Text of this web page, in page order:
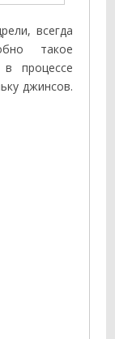
всегда
такое
процессе
джинсов.